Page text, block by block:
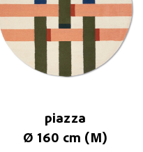
piazza
Ø 160 cm (M)